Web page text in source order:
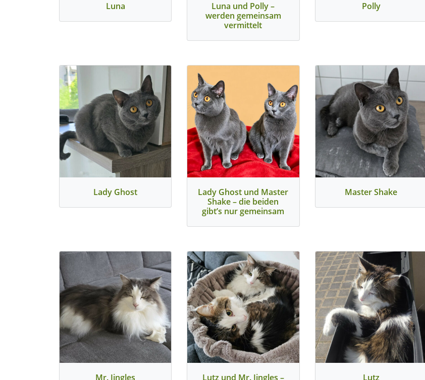
Luna
Luna und Polly –
werden gemeinsam
vermittelt
Polly
Lady Ghost
Lady Ghost und Master
Shake – die beiden
gibt’s nur gemeinsam
Master Shake
Mr. Jingles
Lutz und Mr. Jingles –
Lutz